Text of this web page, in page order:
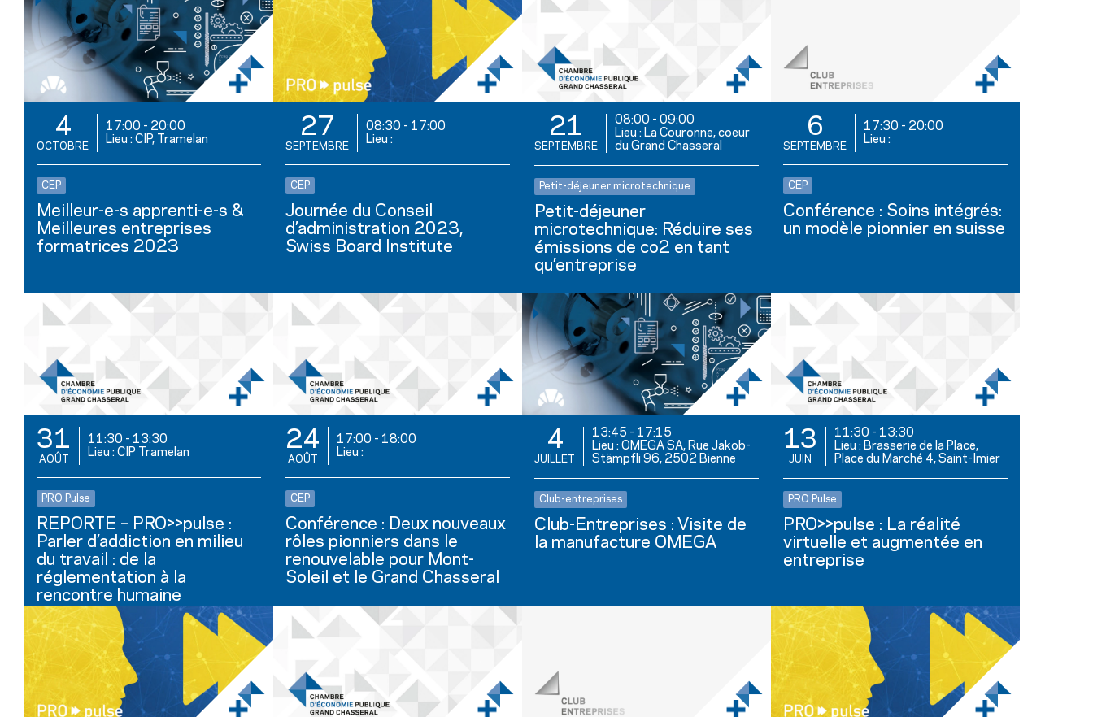
4
OCTOBRE
17:00 - 20:00
Lieu : CIP, Tramelan
CEP
Meilleur-e-s apprenti-e-s &
Meilleures entreprises
formatrices 2023
27
SEPTEMBRE
08:30 - 17:00
Lieu :
CEP
Journée du Conseil
d’administration 2023,
Swiss Board Institute
21
SEPTEMBRE
08:00 - 09:00
Lieu : La Couronne, coeur
du Grand Chasseral
Petit-déjeuner microtechnique
Petit-déjeuner
microtechnique: Réduire ses
émissions de co2 en tant
qu’entreprise
6
SEPTEMBRE
17:30 - 20:00
Lieu :
CEP
Conférence : Soins intégrés:
un modèle pionnier en suisse
31
AOÛT
11:30 - 13:30
Lieu : CIP Tramelan
PRO Pulse
REPORTE – PRO>>pulse :
Parler d’addiction en milieu
du travail : de la
réglementation à la
rencontre humaine
24
AOÛT
17:00 - 18:00
Lieu :
CEP
Conférence : Deux nouveaux
rôles pionniers dans le
renouvelable pour Mont-
Soleil et le Grand Chasseral
4
JUILLET
13:45 - 17:15
Lieu : OMEGA SA, Rue Jakob-
Stämpfli 96, 2502 Bienne
Club-entreprises
Club-Entreprises : Visite de
la manufacture OMEGA
13
JUIN
11:30 - 13:30
Lieu : Brasserie de la Place,
Place du Marché 4, Saint-Imier
PRO Pulse
PRO>>pulse : La réalité
virtuelle et augmentée en
entreprise